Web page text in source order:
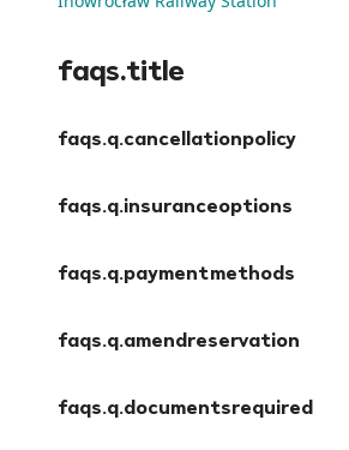
faqs.title
faqs.q.cancellationpolicy
faqs.q.insuranceoptions
faqs.q.paymentmethods
faqs.q.amendreservation
faqs.q.documentsrequired